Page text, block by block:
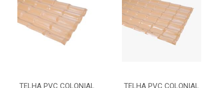
TELHA PVC COLONIAL
TELHA PVC COLONIAL